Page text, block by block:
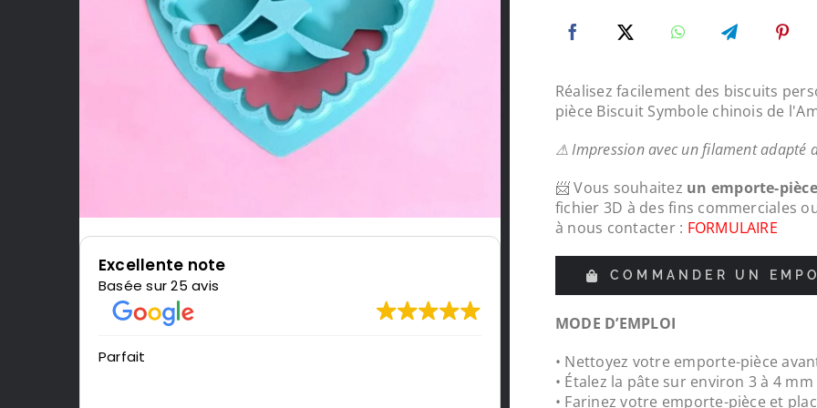
Excellente note
Basée sur 25 avis
Parfait
Très content de l'impression, je
LeMondedu3D
Réalisez facilement des biscuits
pièce Biscuit Symbole chinois de
⚠ Impression avec un filament adapté
📨 Vous souhaitez un emporte-
fichier 3D à des fins commerciales
à nous contacter : FORMULAIRE
COMMANDER UN
MODE D’EMPLOI
• Nettoyez votre emporte-pièce
• Étalez la pâte sur environ 3 à 4
• Farinez votre emporte-pièce et